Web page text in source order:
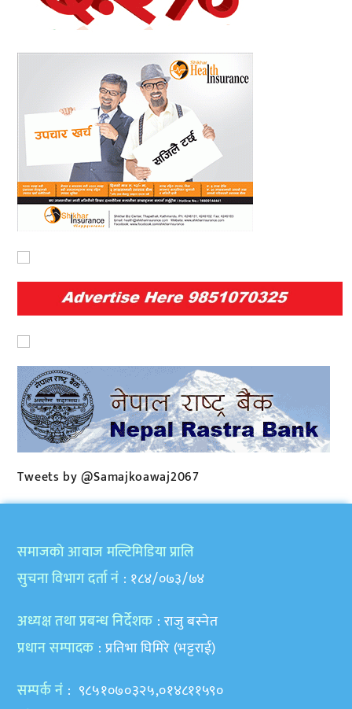
Tweets by @Samajkoawaj2067
समाजकाे आवाज मल्टिमिडिया प्रालि
सुचना विभाग दर्ता नं : १८४/०७३/७४
अध्यक्ष तथा प्रबन्ध निर्देशक : राजु बस्नेत
प्रधान सम्पादक : प्रतिभा घिमिरे (भट्टराई)
सम्पर्क नं : ९८५१०७०३२५,०१४८११५९०